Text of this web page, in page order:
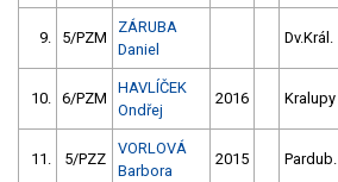
9. 5/PZM
ZÁRUBA
Daniel
Dv.Král.
10. 6/PZM
HAVLÍČEK
Ondřej
2016 Kralupy
11. 5/PZZ
VORLOVÁ
Barbora
2015 Pardub.